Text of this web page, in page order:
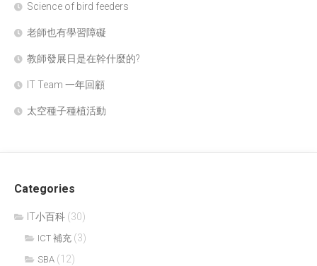
Science of bird feeders
老師也有學習障礙
教師發展日是在幹什麼的?
IT Team 一年回顧
太空種子種植活動
Categories
IT小百科 (30)
ICT 補充 (3)
SBA (12)